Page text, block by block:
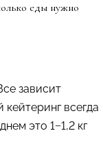
еды нужно
зависит
всегда
это 1−1,2 кг